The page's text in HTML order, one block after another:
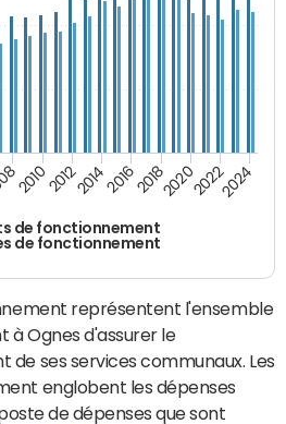
de fonctionnement
de fonctionnement
20102012201420162018202020222024
représentent l'ensemble
à Ognes d'assurer le
ses services communaux. Les
englobent les dépenses
de dépenses que sont